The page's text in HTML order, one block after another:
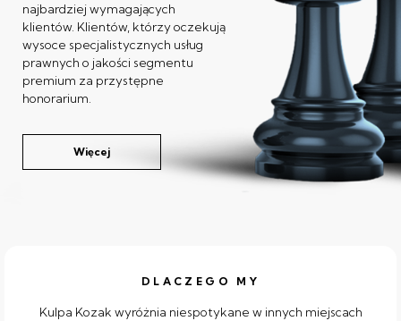
najbardziej wymagających
klientów. Klientów, którzy oczekują
wysoce specjalistycznych usług
prawnych o jakości segmentu
premium za przystępne
honorarium.
Więcej
DLACZEGO MY
Kulpa Kozak wyróżnia niespotykane w innych miejscach